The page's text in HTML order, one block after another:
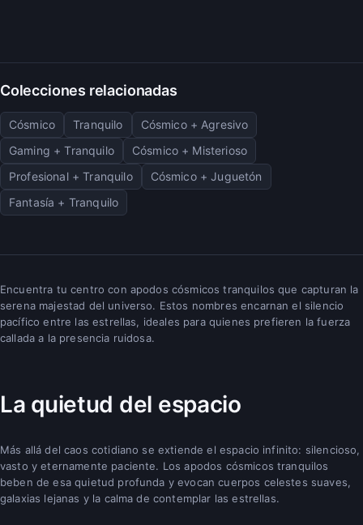
Colecciones relacionadas
Cósmico Tranquilo
Cósmico + Agresivo
Gaming + Tranquilo
Cósmico + Misterioso
Profesional + Tranquilo
Cósmico + Juguetón
Fantasía + Tranquilo
Encuentra tu centro con apodos cósmicos tranquilos que capturan la
serena majestad del universo. Estos nombres encarnan el silencio
pacífico entre las estrellas, ideales para quienes prefieren la fuerza
callada a la presencia ruidosa.
La quietud del espacio
Más allá del caos cotidiano se extiende el espacio infinito: silencioso,
vasto y eternamente paciente. Los apodos cósmicos tranquilos
beben de esa quietud profunda y evocan cuerpos celestes suaves,
galaxias lejanas y la calma de contemplar las estrellas.